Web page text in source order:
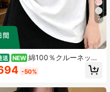
7
送 NEW 綿100％クルーネック
ト半袖Tシャツ、女性用新作夏
タイリッシュなゆったりカジ
-50%